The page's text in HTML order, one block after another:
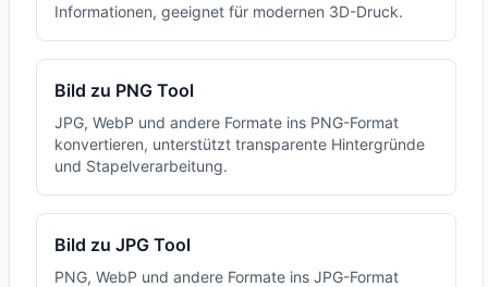
Informationen, geeignet für modernen 3D-Druck.
Bild zu PNG Tool
JPG, WebP und andere Formate ins PNG-Format
konvertieren, unterstützt transparente Hintergründe
und Stapelverarbeitung.
Bild zu JPG Tool
PNG, WebP und andere Formate ins JPG-Format